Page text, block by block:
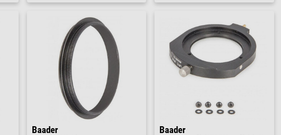
Baader Baader